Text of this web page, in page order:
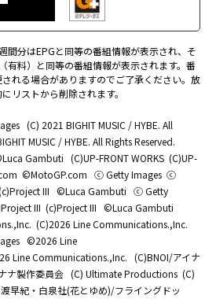
間分はEPGと同等の番組情報が表示され、そ
有料）と同等の番組情報が表示されます。番
れる場合がありますのでご了承ください。放
リストから削除されます。
(C) 2021 BIGHIT MUSIC / HYBE. All
MUSIC / HYBE. All Rights Reserved.
Gambuti (C)UP-FRONT WORKS (C)UP-
©MotoGP.com ⓒ Getty Images ⓒ
III ©Luca Gambuti ⓒ Getty
III (c)Project III ©Luca Gambuti
(C)2026 Line Communications.,Inc.
©2026 Line
Line Communications.,Inc. (C)BNOI/アイナ
ナ製作委員会 (C) Ultimate Productions (C)
早紀・白泉社(花とゆめ)/フライングドッ